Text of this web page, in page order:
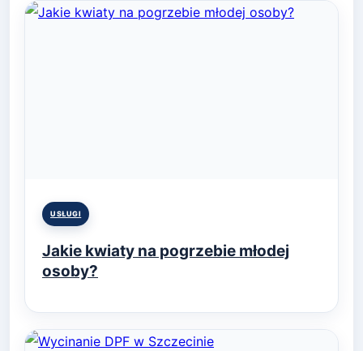
Posted
USŁUGI
Jakie kwiaty na pogrzebie młodej
osoby?